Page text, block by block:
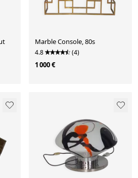
Marble Console, 80s
4.8 (4)
1 000 €